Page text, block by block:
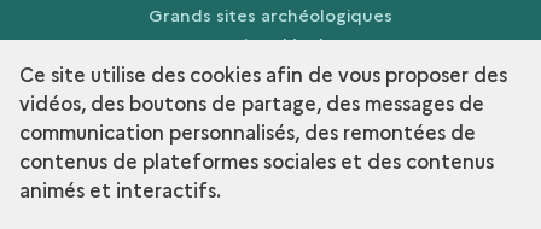
Grands sites archéologiques
Mentions légales
Découvrir la collection
Ce site utilise des cookies afin de vous proposer des
vidéos, des boutons de partage, des messages de
communication personnalisés, des remontées de
contenus de plateformes sociales et des contenus
animés et interactifs.